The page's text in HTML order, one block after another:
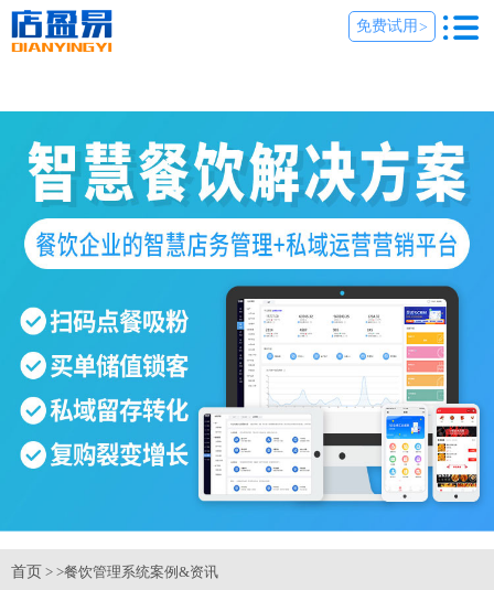
免费试用 >
首页 > >餐饮管理系统案例&资讯